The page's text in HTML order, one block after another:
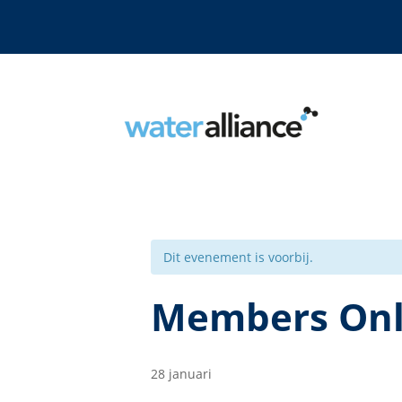
Dit evenement is voorbij.
Members
28 januari